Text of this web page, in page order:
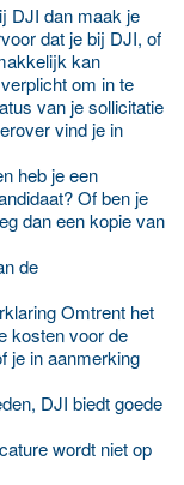
DJI dan maak je
dat je bij DJI, of
kan
om in te
van je sollicitatie
vind je in
heb je een
Of ben je
dan een kopie van
de
Omtrent het
kosten voor de
je in aanmerking
DJI biedt goede
wordt niet op